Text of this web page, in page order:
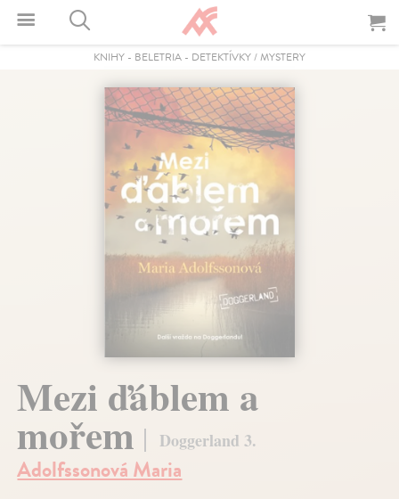
KNIHY - BELETRIA - DETEKTÍVKY / MYSTERY
Mezi ďáblem a
mořem Doggerland 3.
Adolfssonová Maria